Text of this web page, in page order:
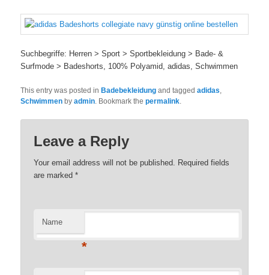
Suchbegriffe: Herren > Sport > Sportbekleidung > Bade- &
Surfmode > Badeshorts, 100% Polyamid, adidas, Schwimmen
This entry was posted inBadebekleidung and taggedadidas,
Schwimmen byadmin. Bookmark thepermalink.
Leave a Reply
Your email address will not be published. Required fields
are marked*
Name
*